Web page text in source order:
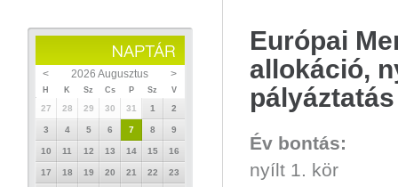
< 2026 Augusztus >
H K Sz Cs P Sz V
27 28 29 30 31 1 2
3 4 5 6 7 8 9
10 11 12 13 14 15 16
17 18 19 20 21 22 23
Európai
allokáció,
Év bontás:
nyílt 1. kör